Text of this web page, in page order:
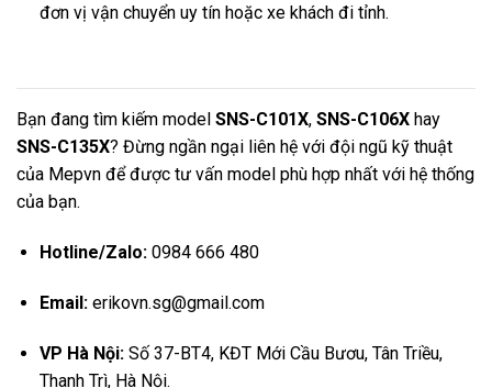
đơn vị vận chuyển uy tín hoặc xe khách đi tỉnh.
Bạn đang tìm kiếm model SNS-C101X, SNS-C106X hay
SNS-C135X? Đừng ngần ngại liên hệ với đội ngũ kỹ thuật
của Mepvn để được tư vấn model phù hợp nhất với hệ thống
của bạn.
Hotline/Zalo:0984 666 480
Email:erikovn.sg@gmail.com
VP Hà Nội:Số 37-BT4, KĐT Mới Cầu Bươu, Tân Triều,
Thanh Trì, Hà Nội.